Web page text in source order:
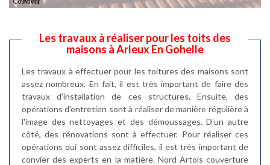
Les travaux à réaliser pour les toits des
maisons à Arleux En Gohelle
Les travaux à effectuer pour les toitures des maisons sont
assez nombreux. En fait, il est très important de faire des
travaux d'installation de ces structures. Ensuite, des
opérations d'entretien sont à réaliser de manière régulière à
l'image des nettoyages et des démoussages. D'un autre
côté, des rénovations sont à effectuer. Pour réaliser ces
opérations qui sont assez difficiles, il est très important de
convier des experts en la matière. Nord Artois couverture